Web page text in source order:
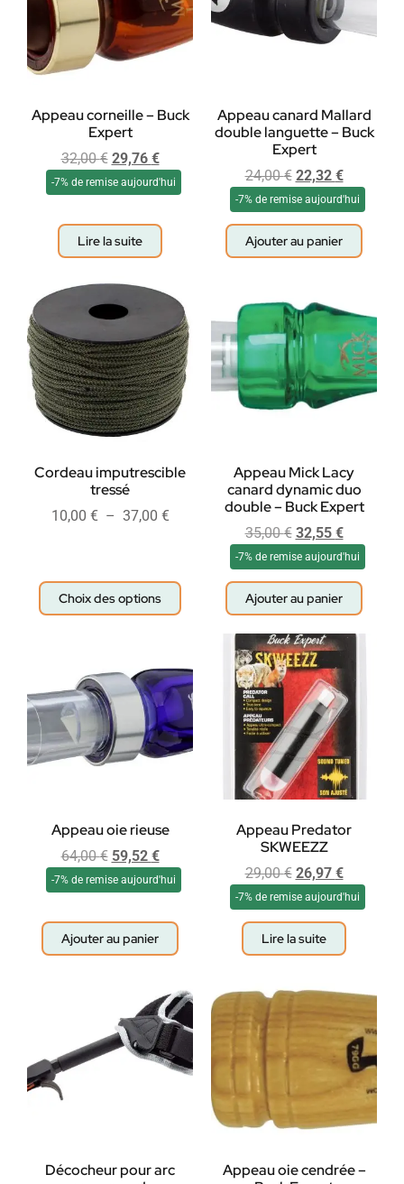
Appeau corneille – Buck
Expert
32,00€ 29,76 €
-7% de remise aujourd'hui
Lire la suite
Appeau canard Mallard
double languette – Buck
Expert
24,00€ 22,32 €
-7% de remise aujourd'hui
Ajouter au panier
Cordeau imputrescible
tressé
10,00 € – 37,00 €
Choix des options
Appeau Mick Lacy
canard dynamic duo
double – Buck Expert
35,00€ 32,55 €
-7% de remise aujourd'hui
Ajouter au panier
Appeau oie rieuse
64,00€ 59,52 €
-7% de remise aujourd'hui
Ajouter au panier
Appeau Predator
SKWEEZZ
29,00€ 26,97 €
-7% de remise aujourd'hui
Lire la suite
Décocheur pour arc
Appeau oie cendrée –